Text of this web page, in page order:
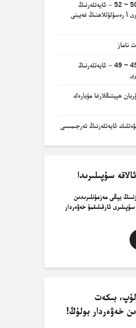
ئەنئام سۈرىسى، 50 ~ 52 – ئايەتلەرنىڭ
\ رەسۇلۇللاھنىڭ غەيبنى
ناماز
ئەنئام سۈرىسى، 45 ~ 49 – ئايەتلەرنىڭ
قۇربان ھېيتىڭلارغا مۇبارەك
ئايەتلەرنىڭ تەرجىمىسى
سۇپىلىرىدا
يېڭى مەزمۇنلىرىدىن
ئارقىلىقمۇ خەۋەردار
بىكەت
خەۋەردار بولۇڭ!